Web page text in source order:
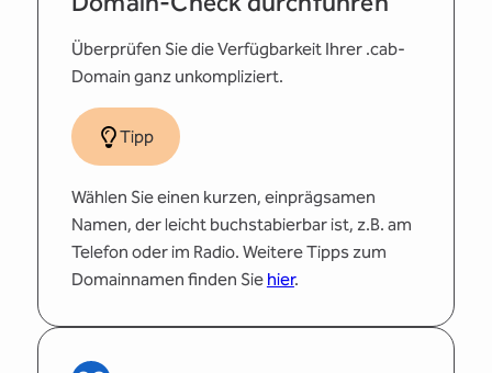
Überprüfen Sie die Verfügbarkeit Ihrer .cab-
Domain ganz unkompliziert.
Tipp
Wählen Sie einen kurzen, einprägsamen
Namen, der leicht buchstabierbar ist, z.B. am
Telefon oder im Radio. Weitere Tipps zum
Domainnamen finden Sie hier.